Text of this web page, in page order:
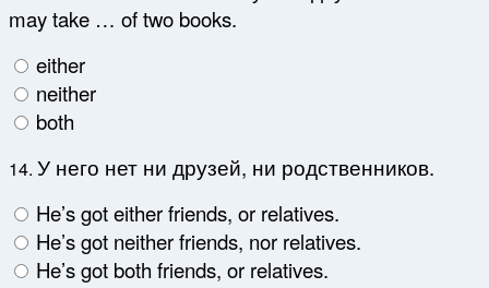
may take … of two books.
either
neither
both
14. У него нет ни друзей, ни родственников.
He’s got either friends, or relatives.
He’s got neither friends, nor relatives.
He’s got both friends, or relatives.